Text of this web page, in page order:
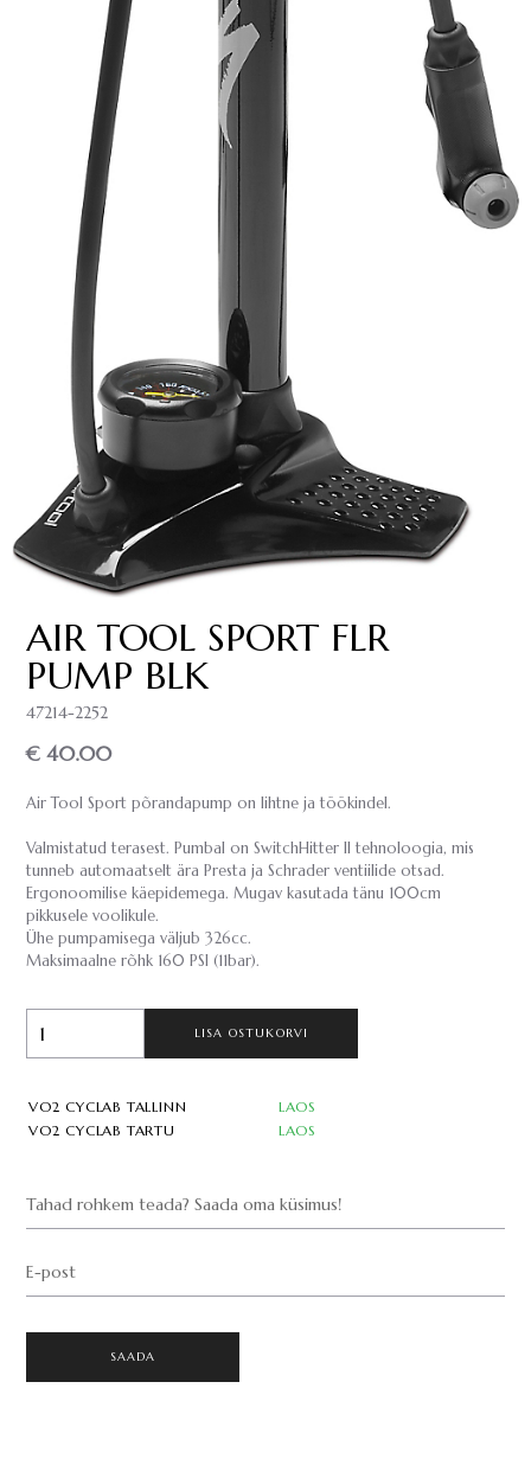
AIR TOOL SPORT FLR
PUMP BLK
47214-2252
€ 40.00
Air Tool Sport põrandapump on lihtne ja töökindel.
Valmistatud terasest. Pumbal on SwitchHitter II tehnoloogia, mis
tunneb automaatselt ära Presta ja Schrader ventiilide otsad.
Ergonoomilise käepidemega. Mugav kasutada tänu 100cm
pikkusele voolikule.
Ühe pumpamisega väljub 326cc.
Maksimaalne rõhk 160 PSI (11bar).
LISA OSTUKORVI
VO2 CYCLAB TALLINN
LAOS
VO2 CYCLAB TARTU
LAOS
Tahad rohkem teada? Saada oma küsimus!
E-post
SAADA